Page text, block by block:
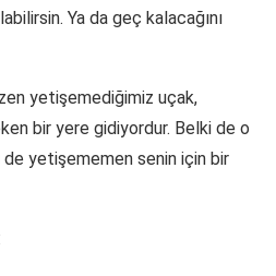
Ya da geç kalacağını
yetişemediğimiz uçak,
bir yere gidiyordur. Belki de o
de yetişememen senin için bir